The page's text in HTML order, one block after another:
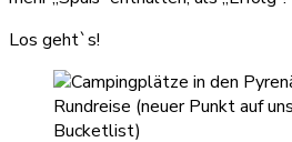
Los geht`s!